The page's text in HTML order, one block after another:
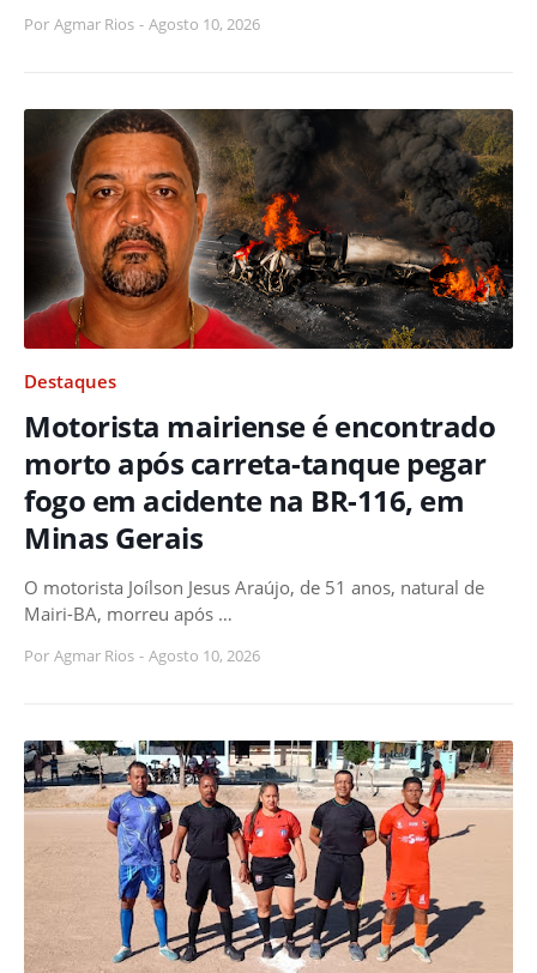
Por Agmar Rios - Agosto 10, 2026
Destaques
Motorista mairiense é encontrado
morto após carreta-tanque pegar
fogo em acidente na BR-116, em
Minas Gerais
O motorista Joílson Jesus Araújo, de 51 anos, natural de
Mairi-BA, morreu após …
Por Agmar Rios - Agosto 10, 2026